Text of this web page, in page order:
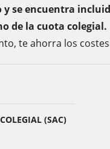
y se encuentra
de la cuota colegial.
te ahorra los
(SAC)